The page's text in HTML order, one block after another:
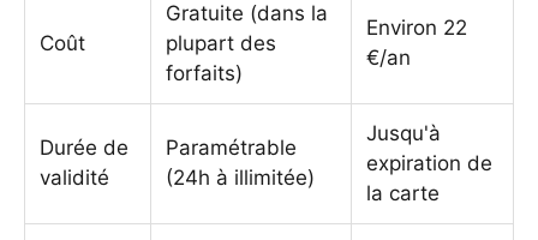
Coût
Gratuite (dans la
plupart des
forfaits)
Environ 22
€/an
Durée de
validité
Paramétrable
(24h à illimitée)
Jusqu'à
expiration de
la carte